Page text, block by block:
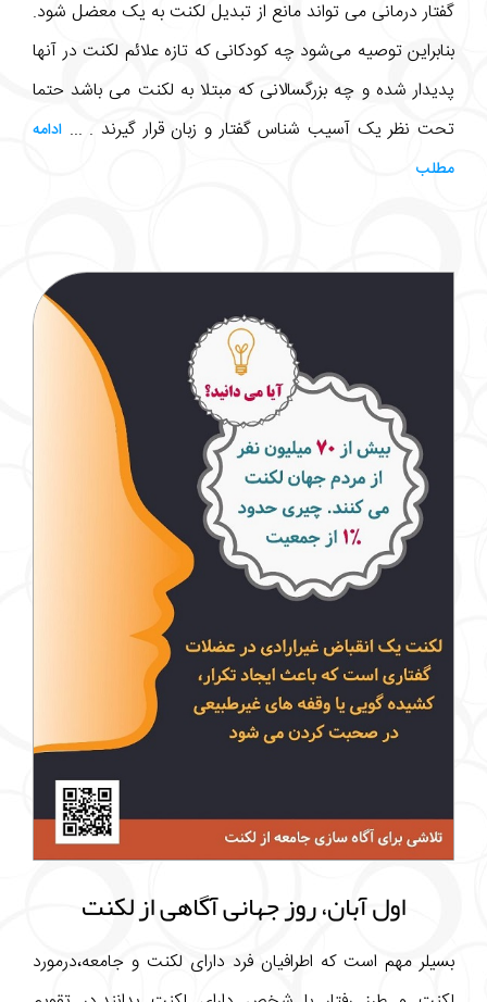
گفتار درمانی می تواند مانع از تبدیل لکنت به یک معضل شود.
بنابراین توصیه می‌شود چه کودکانی که تازه علائم لکنت در آنها
پدیدار شده و چه بزرگسالانی که مبتلا به لکنت می باشد حتما
تحت نظر یک آسیب شناس گفتار و زبان قرار گیرند . ... ادامه
مطلب
اول آبان، روز جهانی آگاهی از لکنت
بسیلر مهم است که اطرافیان فرد دارای لکنت و جامعه،درمورد